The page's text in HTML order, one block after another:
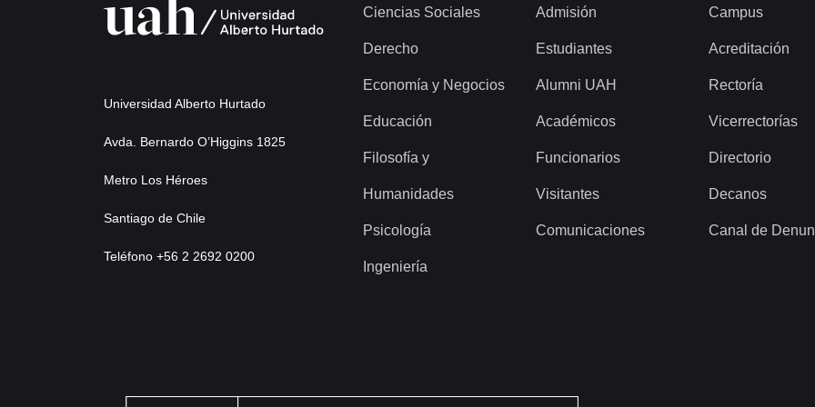
Universidad Alberto Hurtado
Avda. Bernardo O’Higgins 1825
Metro Los Héroes
Santiago de Chile
Teléfono +56 2 2692 0200
Ciencias Sociales
Derecho
Economía y Negocios
Educación
Filosofía y
Humanidades
Psicología
Ingeniería
Admisión
Estudiantes
Alumni UAH
Académicos
Funcionarios
Visitantes
Comunicaciones
Campus
Acreditación
Rectoría
Vicerrectorías
Directorio
Decanos
Canal de